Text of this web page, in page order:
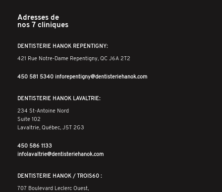
Adresses de
nos 7 cliniques
DENTISTERIE HANOK REPENTIGNY:
421 Rue Notre-Dame Repentigny, QC J6A 2T2
450 581 5340 inforepentigny@dentisteriehanok.com
DENTISTERIE HANOK LAVALTRIE:
234 St-Antoine Nord
Suite 102
Lavaltrie, Québec, J5T 2G3
450 586 1133
infolavaltrie@dentisteriehanok.com
DENTISTERIE HANOK / TROIS60 :
707 Boulevard Leclerc Ouest,